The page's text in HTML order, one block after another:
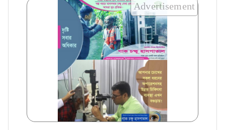
Advertisement